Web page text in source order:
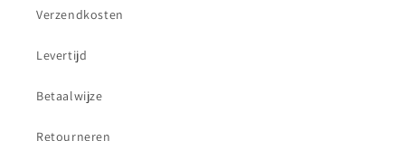
Verzendkosten
Levertijd
Betaalwijze
Retourneren